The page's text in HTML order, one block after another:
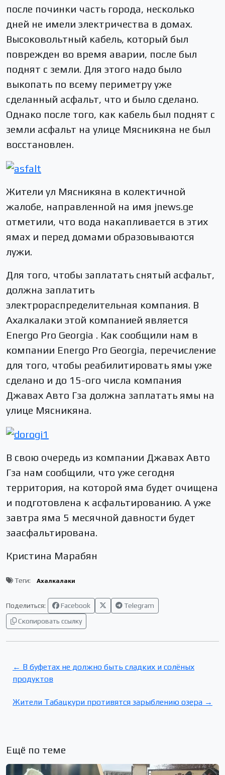
после починки часть города, несколько
дней не имели электричества в домах.
Высоковольтный кабель, который был
поврежден во время аварии, после был
поднят с земли. Для этого надо было
выкопать по всему периметру уже
сделанный асфальт, что и было сделано.
Однако после того, как кабель был поднят с
земли асфальт на улице Мясникяна не был
восстановлен.
Жители ул Мясникяна в колектичной
жалобе, направленной на имя jnews.ge
отметили, что вода накапливается в этих
ямах и перед домами образовываются
лужи.
Для того, чтобы заплатать снятый асфальт,
должна заплатить
электрораспределительная компания. В
Ахалкалаки этой компанией является
Energo Pro Georgia . Как сообщили нам в
компании Energo Pro Georgia, перечисление
для того, чтобы реабилитировать ямы уже
сделано и до 15-ого числа компания
Джавах Авто Гза должна заплатать ямы на
улице Мясникяна.
В свою очередь из компании Джавах Авто
Гза нам сообщили, что уже сегодня
территория, на которой яма будет очищена
и подготовлена к асфальтированию. А уже
завтра яма 5 месячной давности будет
заасфальтирована.
Кристина Марабян
Теги: Ахалкалаки
Поделиться: Facebook
Telegram
Скопировать ссылку
← В буфетах не должно быть сладких и солёных
продуктов
Жители Табацкури противятся зарыблению озера →
Ещё по теме